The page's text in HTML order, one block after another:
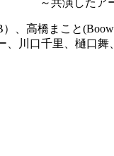
、高橋まこと
川口千里、樋口